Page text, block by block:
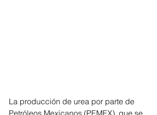
La producción de urea por parte de
Petróleos Mexicanos (PEMEX), que se